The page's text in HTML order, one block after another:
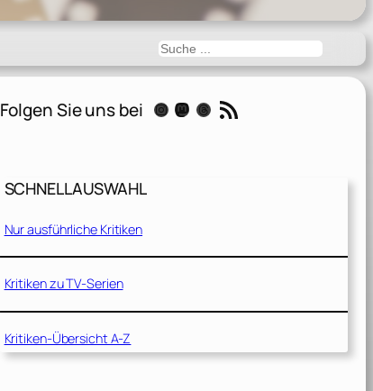
Suchen
Folgen Sie uns bei Instagram Mastodon Threads RSS-Feed
SCHNELLAUSWAHL
Nur ausführliche Kritiken
Kritiken zu TV-Serien
Kritiken-Übersicht A-Z